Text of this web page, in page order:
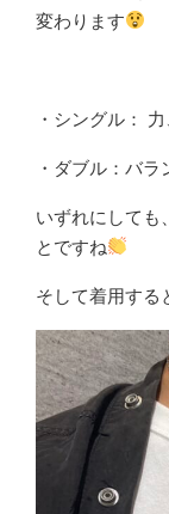
変わります
・シングル：
・ダブル：バ
いずれにしても
とですね
そして着用す